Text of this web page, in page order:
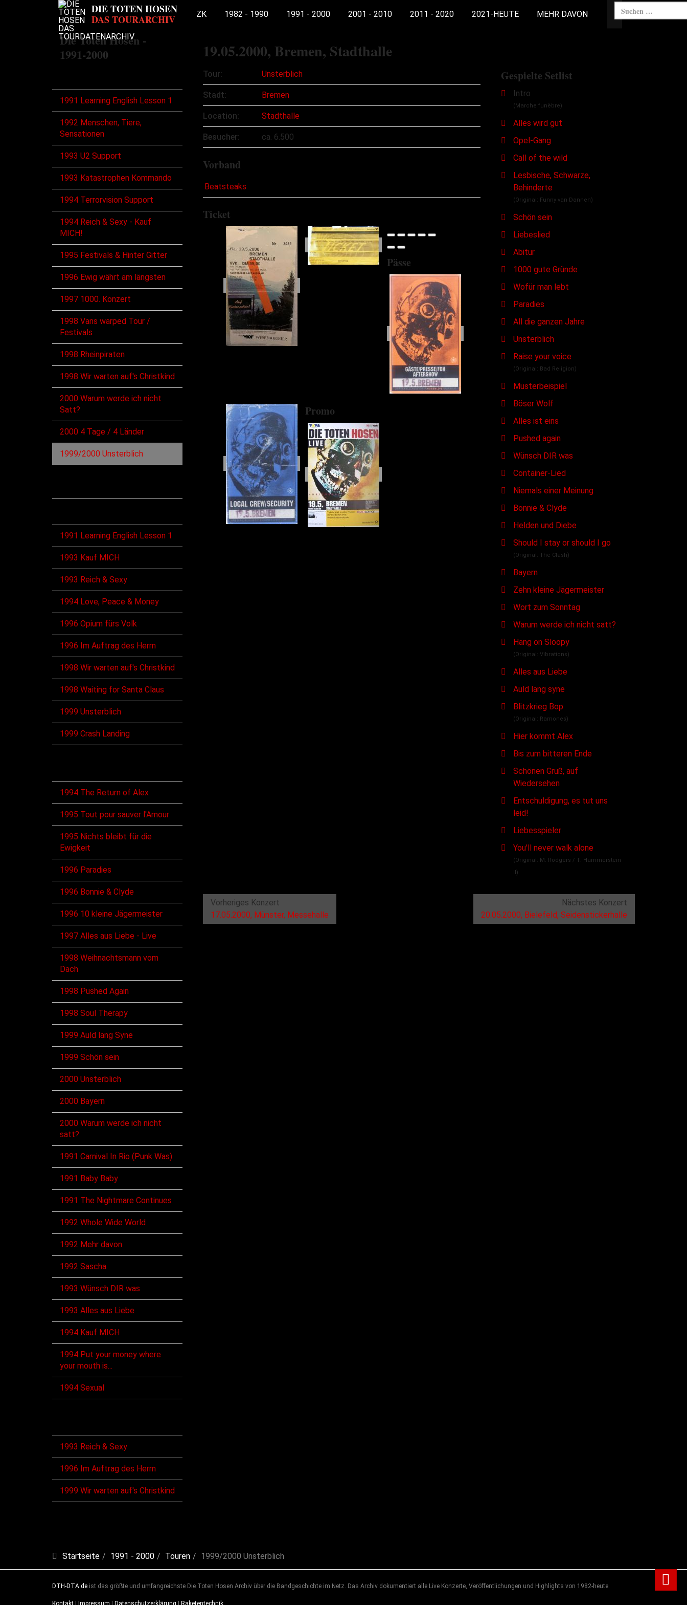
ZK 1982 - 1990 1991 - 2000 2001 - 2010 2011 - 2020 2021-HEUTE MEHR DAVON
19.05.2000, Bremen, Stadthalle
Tour: Unsterblich
Stadt: Bremen
Location: Stadthalle
Besucher: ca. 6.500
Gespielte Setlist
Intro
(Marche funèbre)
Alles wird gut
Opel-Gang
Call of the wild
Lesbische, Schwarze,
Behinderte
(Original: Funny van Dannen)
Schön sein
Liebeslied
Abitur
1000 gute Gründe
Wofür man lebt
Paradies
All die ganzen Jahre
Unsterblich
Raise your voice
(Original: Bad Religion)
Musterbeispiel
Böser Wolf
Alles ist eins
Pushed again
Wünsch DIR was
Container-Lied
Niemals einer Meinung
Bonnie & Clyde
Helden und Diebe
Should I stay or should I go
(Original: The Clash)
Bayern
Zehn kleine Jägermeister
Wort zum Sonntag
Warum werde ich nicht satt?
Hang on Sloopy
(Original: Vibrations)
Alles aus Liebe
Auld lang syne
Blitzkrieg Bop
(Original: Ramones)
Hier kommt Alex
Bis zum bitteren Ende
Schönen Gruß, auf
Wiedersehen
Entschuldigung, es tut uns
leid!
Liebesspieler
You'll never walk alone
(Original: M: Rodgers / T: Hammerstein
II)
Vorband
Beatsteaks
Ticket
Pässe
Promo
Vorheriges Konzert
17.05.2000, Münster, Messehalle
Nächstes Konzert
20.05.2000, Bielefeld, Seidenstickerhalle
Die Toten Hosen -
1991-2000
1991 Learning English Lesson 1
1992 Menschen, Tiere,
Sensationen
1993 U2 Support
1993 Katastrophen Kommando
1994 Terrorvision Support
1994 Reich & Sexy - Kauf
MICH!
1995 Festivals & Hinter Gitter
1996 Ewig währt am längsten
1997 1000. Konzert
1998 Vans warped Tour /
Festivals
1998 Rheinpiraten
1998 Wir warten auf's Christkind
2000 Warum werde ich nicht
Satt?
2000 4 Tage / 4 Länder
1999/2000 Unsterblich
1991 Learning English Lesson 1
1993 Kauf MICH
1993 Reich & Sexy
1994 Love, Peace & Money
1996 Opium fürs Volk
1996 Im Auftrag des Herrn
1998 Wir warten auf's Christkind
1998 Waiting for Santa Claus
1999 Unsterblich
1999 Crash Landing
1994 The Return of Alex
1995 Tout pour sauver l'Amour
1995 Nichts bleibt für die
Ewigkeit
1996 Paradies
1996 Bonnie & Clyde
1996 10 kleine Jägermeister
1997 Alles aus Liebe - Live
1998 Weihnachtsmann vom
Dach
1998 Pushed Again
1998 Soul Therapy
1999 Auld lang Syne
1999 Schön sein
2000 Unsterblich
2000 Bayern
2000 Warum werde ich nicht
satt?
1991 Carnival In Rio (Punk Was)
1991 Baby Baby
1991 The Nightmare Continues
1992 Whole Wide World
1992 Mehr davon
1992 Sascha
1993 Wünsch DIR was
1993 Alles aus Liebe
1994 Kauf MICH
1994 Put your money where
your mouth is...
1994 Sexual
1993 Reich & Sexy
1996 Im Auftrag des Herrn
1999 Wir warten auf's Christkind
Startseite 1991 - 2000 Touren 1999/2000 Unsterblich
DTH-DTA.de ist das größte und umfangreichste Die Toten Hosen Archiv über die Bandgeschichte im Netz. Das Archiv dokumentiert alle Live Konzerte, Veröffentlichungen und Highlights von 1982-heute.
Kontakt Impressum Datenschutzerklärung Raketentechnik